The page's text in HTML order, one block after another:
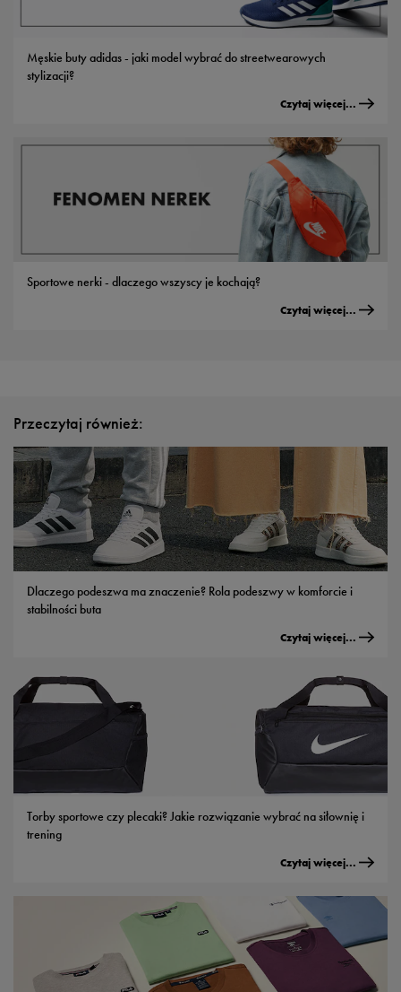
Męskie buty adidas - jaki model wybrać do streetwearowych
stylizacji?
Czytaj więcej...
Sportowe nerki - dlaczego wszyscy je kochają?
Czytaj więcej...
Przeczytaj również:
Dlaczego podeszwa ma znaczenie? Rola podeszwy w komforcie i
stabilności buta
Czytaj więcej...
Torby sportowe czy plecaki? Jakie rozwiązanie wybrać na siłownię i
trening
Czytaj więcej...